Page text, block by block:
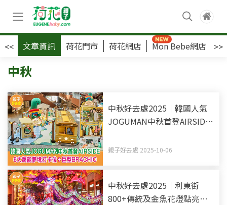
<< 文章資訊 荷花門市 荷花網店 Mon Bebe網店 >>
中秋
中秋好去處2025｜韓國人氣
JOGUMAN中秋首登AIRSIDE
BRACHIO
親子好去處 2025-10-06
中秋好去處2025｜利東街
800+傳統及金魚花燈點亮灣